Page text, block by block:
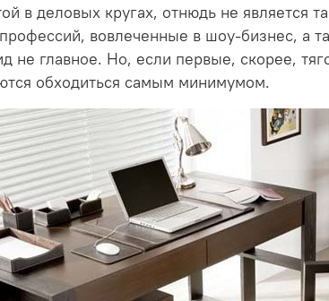
в деловых кругах, отнюдь не является
вовлеченные в шоу-бизнес, а
не главное. Но, если первые, скорее,
обходиться самым минимумом.